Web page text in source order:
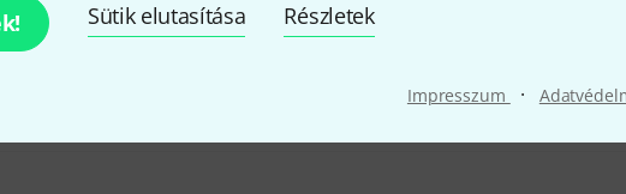
Sütik elutasítása Részletek
Impresszum ·